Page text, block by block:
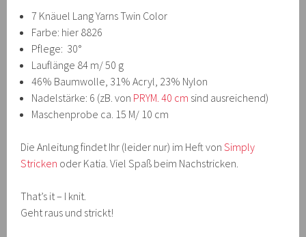
7 Knäuel Lang Yarns Twin Color
Farbe: hier 8826
Pflege: 30°
Lauflänge 84 m/ 50 g
46% Baumwolle, 31% Acryl, 23% Nylon
Nadelstärke: 6 (zB. von PRYM. 40 cm sind ausreichend)
Maschenprobe ca. 15 M/ 10 cm
Die Anleitung findet Ihr (leider nur) im Heft vonSimply
Stricken oder Katia. Viel Spaß beim Nachstricken.
That’s it – I knit.
Geht raus und strickt!